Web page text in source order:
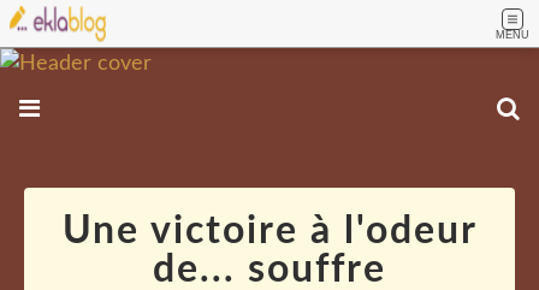
MENU
Une victoire à l'odeur
de... souffre